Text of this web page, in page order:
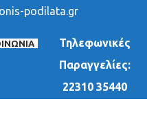
podilata.gr
Τηλεφωνικές
Παραγγελίες:
22310 35440